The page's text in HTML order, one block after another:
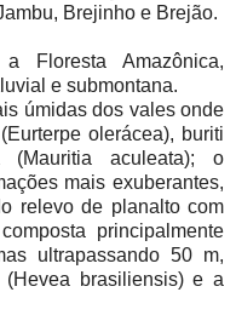
Brejinho e Brejão.
Floresta Amazônica,
e submontana.
úmidas dos vales onde
olerácea), buriti
(Mauritia aculeata); o
mais exuberantes,
relevo de planalto com
principalmente
ultrapassando 50 m,
brasiliensis) e a